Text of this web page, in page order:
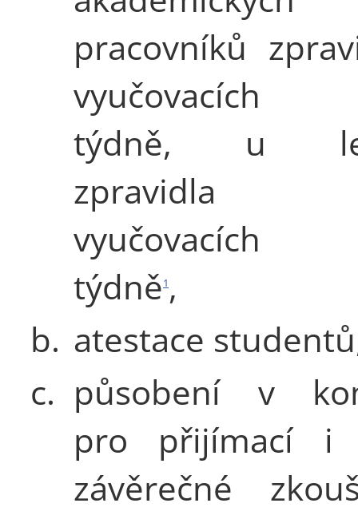
pracovníků
vyučovacích
týdně, u
zpravidla
vyučovacích
týdně1 ,
b. atestace
c. působení v
pro přijímací i
závěrečné